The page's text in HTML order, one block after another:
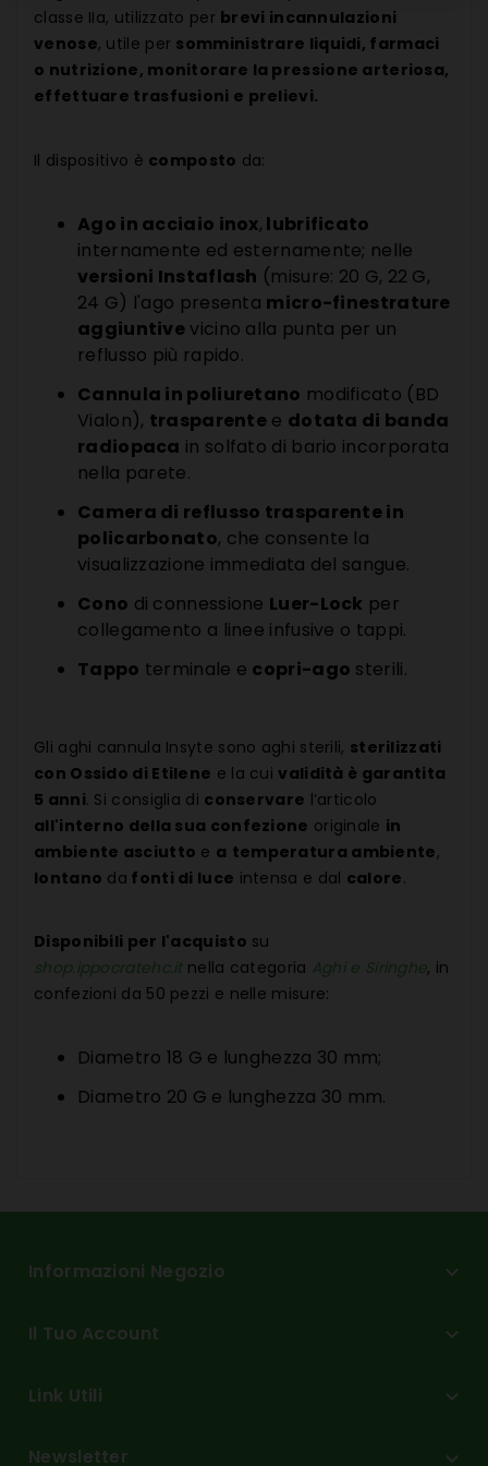
classe IIa, utilizzato per brevi incannulazioni
venose, utile per somministrare liquidi, farmaci
o nutrizione, monitorare la pressione arteriosa,
effettuare trasfusioni e prelievi.
Il dispositivo è composto da:
Ago in acciaio inox, lubrificato
internamente ed esternamente; nelle
versioni Instaflash (misure: 20 G, 22 G,
24 G) l'ago presenta micro-finestrature
aggiuntivevicino alla punta per un
reflusso più rapido.
Cannula in poliuretano modificato (BD
Vialon), trasparente e dotata di banda
radiopaca in solfato di bario incorporata
nella parete.
Camera di reflusso trasparente in
policarbonato, che consente la
visualizzazione immediata del sangue.
Cono di connessione Luer-Lock per
collegamento a linee infusive o tappi.
Tappo terminale e copri-ago sterili.
Gli aghi cannula Insyte sono aghi sterili, sterilizzati
con Ossido di Etilene e la cuivalidità è garantita
5 anni. Si consiglia di conservare l’articolo
all'interno della sua confezione originale in
ambiente asciutto e a temperatura ambiente,
lontano da fonti di luce intensa e dal calore.
Disponibili per l'acquisto su
shop.ippocratehc.it nella categoria Aghi e Siringhe, in
confezioni da 50 pezzi e nelle misure:
Diametro 18 G e lunghezza 30 mm;
Diametro 20 G e lunghezza 30 mm.
Informazioni Negozio 
Il Tuo Account 
Link Utili 
Newsletter 